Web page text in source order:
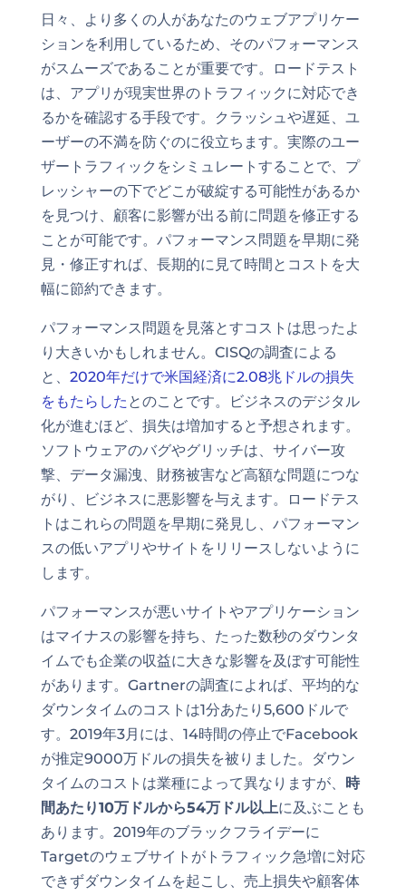
日々、より多くの人があなたのウェブアプリケー
ションを利用しているため、そのパフォーマンス
がスムーズであることが重要です。ロードテスト
は、アプリが現実世界のトラフィックに対応でき
るかを確認する手段です。クラッシュや遅延、ユ
ーザーの不満を防ぐのに役立ちます。実際のユー
ザートラフィックをシミュレートすることで、プ
レッシャーの下でどこが破綻する可能性があるか
を見つけ、顧客に影響が出る前に問題を修正する
ことが可能です。パフォーマンス問題を早期に発
見・修正すれば、長期的に見て時間とコストを大
幅に節約できます。
パフォーマンス問題を見落とすコストは思ったよ
り大きいかもしれません。CISQの調査による
と、 2020年だけで米国経済に2.08兆ドルの損失
をもたらした とのことです。ビジネスのデジタル
化が進むほど、損失は増加すると予想されます。
ソフトウェアのバグやグリッチは、サイバー攻
撃、データ漏洩、財務被害など高額な問題につな
がり、ビジネスに悪影響を与えます。ロードテス
トはこれらの問題を早期に発見し、パフォーマン
スの低いアプリやサイトをリリースしないように
します。
パフォーマンスが悪いサイトやアプリケーション
はマイナスの影響を持ち、たった数秒のダウンタ
イムでも企業の収益に大きな影響を及ぼす可能性
があります。Gartnerの調査によれば、平均的な
ダウンタイムのコストは1分あたり5,600ドルで
す。2019年3月には、14時間の停止でFacebook
が推定9000万ドルの損失を被りました。ダウン
タイムのコストは業種によって異なりますが、 時
間あたり10万ドルから54万ドル以上に及ぶことも
あります。2019年のブラックフライデーに
Targetのウェブサイトがトラフィック急増に対応
できずダウンタイムを起こし、売上損失や顧客体